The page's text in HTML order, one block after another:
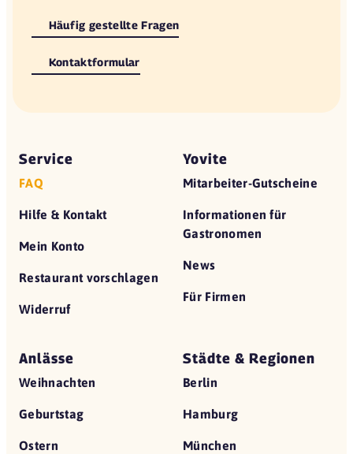
Häufig gestellte Fragen
Kontaktformular
Service
FAQ
Hilfe & Kontakt
Mein Konto
Restaurant vorschlagen
Widerruf
Yovite
Mitarbeiter-Gutscheine
Informationen für
Gastronomen
News
Für Firmen
Anlässe
Weihnachten
Geburtstag
Ostern
Städte & Regionen
Berlin
Hamburg
München